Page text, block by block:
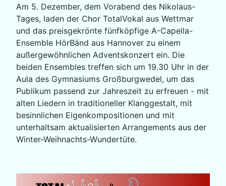
Am 5. Dezember, dem Vorabend des Nikolaus-
Tages, laden der Chor TotalVokal aus Wettmar
und das preisgekrönte fünfköpfige A-Capella-
Ensemble HörBänd aus Hannover zu einem
außergewöhnlichen Adventskonzert ein. Die
beiden Ensembles treffen sich um 19.30 Uhr in der
Aula des Gymnasiums Großburgwedel, um das
Publikum passend zur Jahreszeit zu erfreuen - mit
alten Liedern in traditioneller Klanggestalt, mit
besinnlichen Eigenkompositionen und mit
unterhaltsam aktualisierten Arrangements aus der
Winter-Weihnachts-Wundertüte.